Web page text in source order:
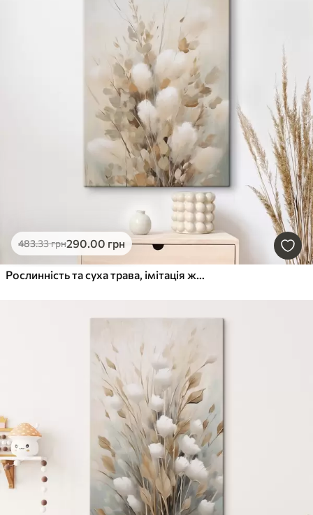
483.33грн290.00 грн
Рослинність та суха трава, імітація живопису